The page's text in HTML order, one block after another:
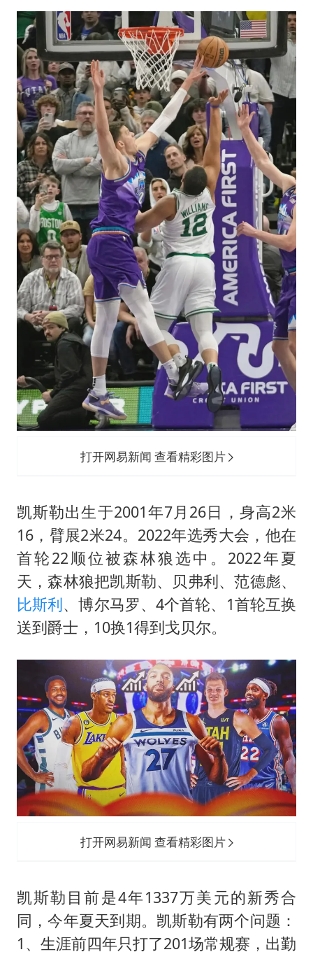
打开网易新闻 查看精彩图片
凯斯勒出生于2001年7月26日，身高2米
16，臂展2米24。2022年选秀大会，他在
首轮22顺位被森林狼选中。2022年夏
天，森林狼把凯斯勒、贝弗利、范德彪、
比斯利、博尔马罗、4个首轮、1首轮互换
送到爵士，10换1得到戈贝尔。
打开网易新闻 查看精彩图片
凯斯勒目前是4年1337万美元的新秀合
同，今年夏天到期。凯斯勒有两个问题：
1、生涯前四年只打了201场常规赛，出勤